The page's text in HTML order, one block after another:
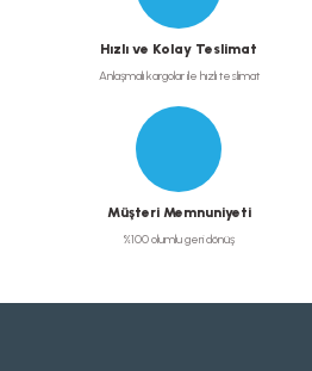
Hızlı ve Kolay Teslimat
Anlaşmalı kargolar ile hızlı teslimat
Müşteri Memnuniyeti
%100 olumlu geri dönüş